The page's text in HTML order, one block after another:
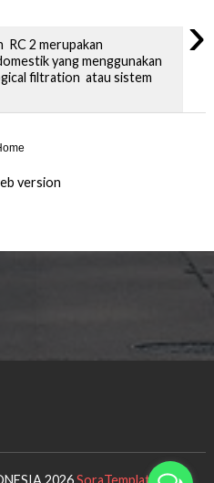
›
2 merupakan
yang menggunakan
filtration atau sistem
version
2026SoraTemplates